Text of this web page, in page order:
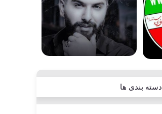
دسته بندی ها